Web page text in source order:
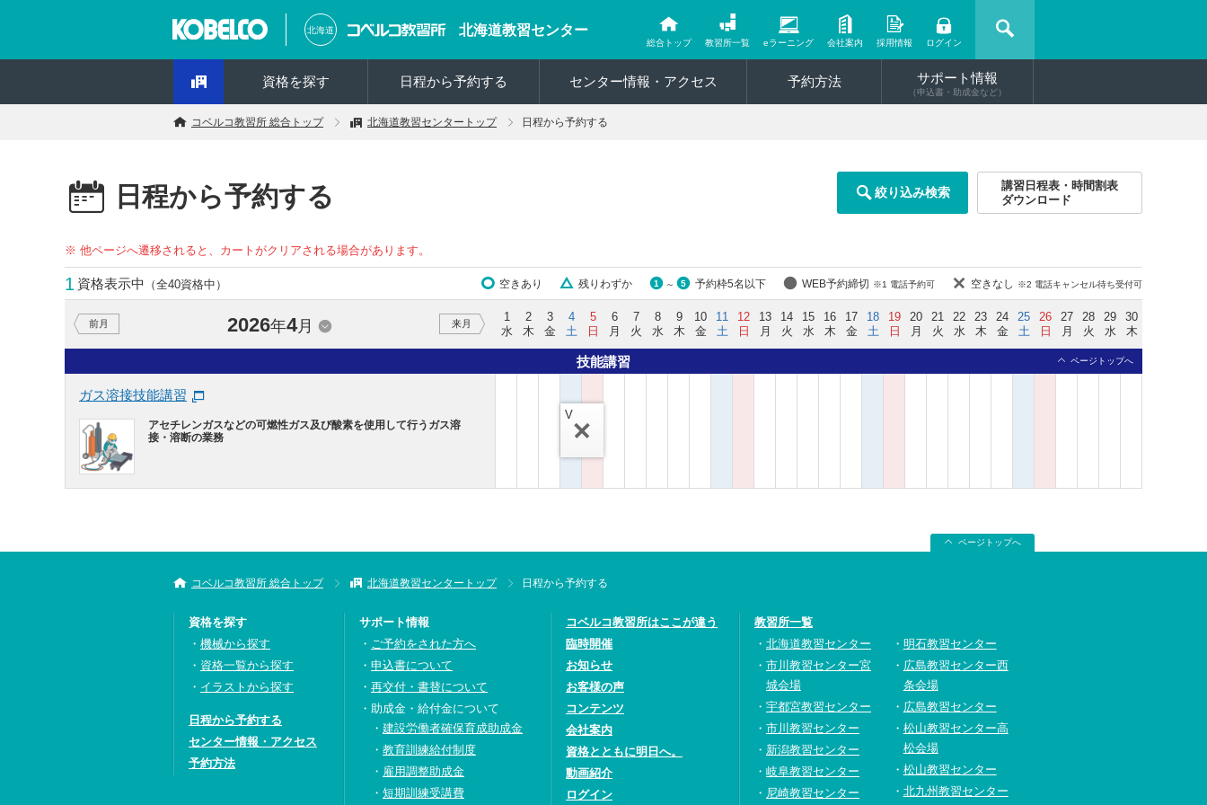
北海道 北海道教習センター
総合トップ 教習所一覧 eラーニング 会社案内 採用情報 ログイン
資格を探す 日程から予約する センター情報・アクセス 予約方法 サポート情報
（申込書・助成金など）
コベルコ教習所 総合トップ 北海道教習センタートップ 日程から予約する
日程から予約する 絞り込み検索
講習日程表・時間割表
ダウンロード
※ 他ページへ遷移されると、カートがクリアされる場合があります。
1 資格表示中 （全40資格中） 空きあり 残りわずか 1 ～ 5 予約枠5名以下 WEB予約締切 ※1 電話予約可 空きなし ※2 電話キャンセル待ち受付可
前月 2026年4月 来月
1
水
2
木
3
金
4
土
5
日
6
月
7
火
8
水
9
木
10
金
11
土
12
日
13
月
14
火
15
水
16
木
17
金
18
土
19
日
20
月
21
火
22
水
23
木
24
金
25
土
26
日
27
月
28
火
29
水
30
木
技能講習 ページトップへ
ガス溶接技能講習
アセチレンガスなどの可燃性ガス及び酸素を使用して行うガス溶
接・溶断の業務
V
ページトップへ
コベルコ教習所 総合トップ 北海道教習センタートップ 日程から予約する
資格を探す
機械から探す
資格一覧から探す
イラストから探す
日程から予約する
センター情報・アクセス
予約方法
サポート情報
ご予約をされた方へ
申込書について
再交付・書替について
助成金・給付金について
建設労働者確保育成助成金
教育訓練給付制度
雇用調整助成金
短期訓練受講費
コベルコ教習所はここが違う
臨時開催
お知らせ
お客様の声
コンテンツ
会社案内
資格とともに明日へ。
動画紹介
ログイン
教習所一覧
北海道教習センター
市川教習センター宮
城会場
宇都宮教習センター
市川教習センター
新潟教習センター
岐阜教習センター
尼崎教習センター
明石教習センター
広島教習センター西
条会場
広島教習センター
松山教習センター高
松会場
松山教習センター
北九州教習センター